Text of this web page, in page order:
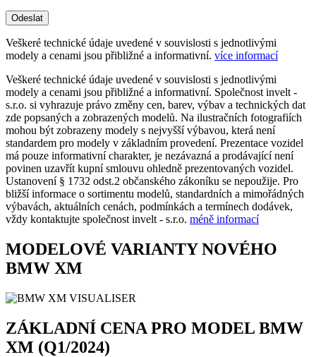
Odeslat
Veškeré technické údaje uvedené v souvislosti s jednotlivými
modely a cenami jsou přibližné a informativní. více informací
Veškeré technické údaje uvedené v souvislosti s jednotlivými
modely a cenami jsou přibližné a informativní. Společnost invelt -
s.r.o. si vyhrazuje právo změny cen, barev, výbav a technických dat
zde popsaných a zobrazených modelů. Na ilustračních fotografiích
mohou být zobrazeny modely s nejvyšší výbavou, která není
standardem pro modely v základním provedení. Prezentace vozidel
má pouze informativní charakter, je nezávazná a prodávající není
povinen uzavřít kupní smlouvu ohledně prezentovaných vozidel.
Ustanovení § 1732 odst.2 občanského zákoníku se nepoužije. Pro
bližší informace o sortimentu modelů, standardních a mimořádných
výbavách, aktuálních cenách, podmínkách a termínech dodávek,
vždy kontaktujte společnost invelt - s.r.o. méně informací
MODELOVÉ VARIANTY NOVÉHO
BMW XM
ZÁKLADNÍ CENA PRO MODEL BMW
XM (Q1/2024)